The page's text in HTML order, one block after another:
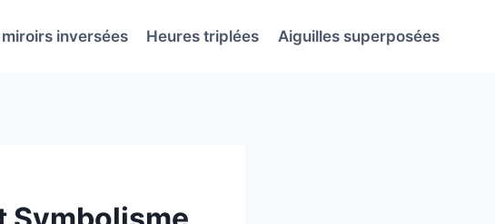
inversées Heures triplées Aiguilles superposées